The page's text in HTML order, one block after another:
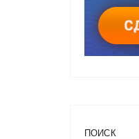
ПОИСК